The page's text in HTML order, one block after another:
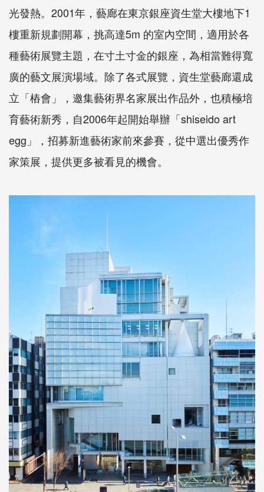
光發熱。2001年，藝廊在東京銀座資生堂大樓地下1
樓重新規劃開幕，挑高達5m 的室內空間，適用於各
種藝術展覽主題，在寸土寸金的銀座，為相當難得寬
廣的藝文展演場域。除了各式展覽，資生堂藝廊還成
立「樁會」，邀集藝術界名家展出作品外，也積極培
育藝術新秀，自2006年起開始舉辦「shiseido art
egg」，招募新進藝術家前來參賽，從中選出優秀作
家策展，提供更多被看見的機會。